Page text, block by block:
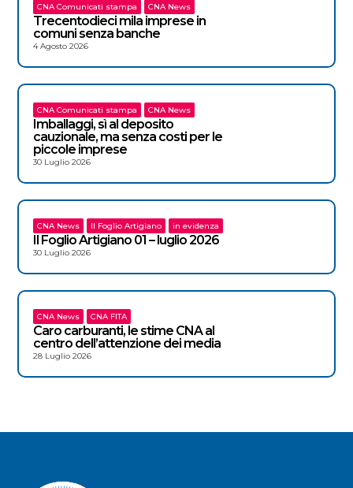
CNA Comunicati stampa CNA News
Trecentodieci mila imprese in
comuni senza banche
4 Agosto 2026
CNA Comunicati stampa CNA News
Imballaggi, sì al deposito
cauzionale, ma senza costi per le
piccole imprese
30 Luglio 2026
CNA News Il Foglio Artigiano in evidenza
Il Foglio Artigiano 01 – luglio 2026
30 Luglio 2026
CNA News CNA FITA
Caro carburanti, le stime CNA al
centro dell’attenzione dei media
28 Luglio 2026